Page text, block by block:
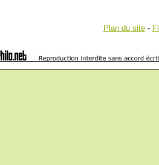
Plan du site-